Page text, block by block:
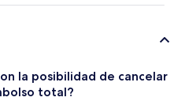
la posibilidad de cancelar
total?